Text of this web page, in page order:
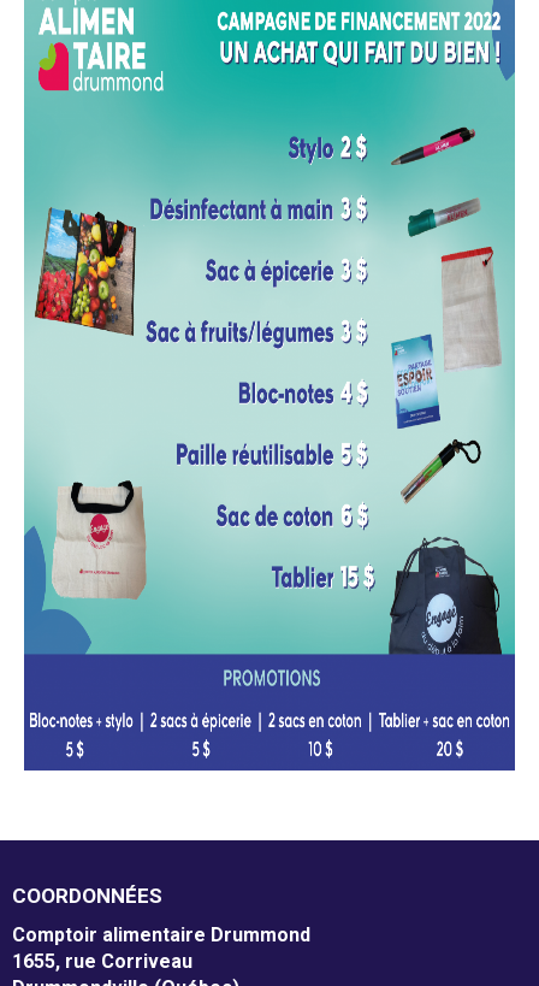
Billet de blogue de Followmybid
JOURNÉE DE LA GUIGNOLÉE
Nous joindre
COORDONNÉES
Comptoir alimentaire Drummond
1655, rue Corriveau